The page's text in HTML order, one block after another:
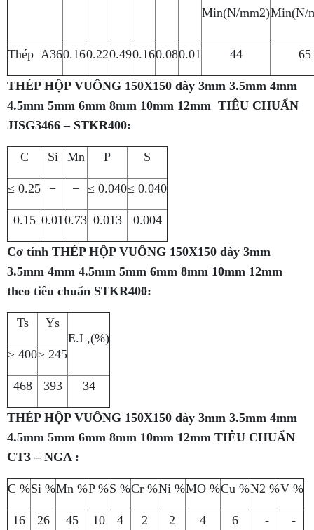
Min(N/mm2)Min(N/
Thép A360.160.220.490.160.080.01 44 65
THÉP HỘP VUÔNG 150X150 dày 3mm 3.5mm 4mm
4.5mm 5mm 6mm 8mm 10mm 12mm TIÊU CHUẨN
JISG3466 – STKR400:
C Si Mn P S
≤ 0.25 − − ≤ 0.040≤ 0.040
0.15 0.010.73 0.013 0.004
Cơ tính THÉP HỘP VUÔNG 150X150 dày 3mm
3.5mm 4mm 4.5mm 5mm 6mm 8mm 10mm 12mm
theo tiêu chuẩn STKR400:
Ts
Ys
E.L,(%)
≥ 400≥ 245
468 393 34
THÉP HỘP VUÔNG 150X150 dày 3mm 3.5mm 4mm
4.5mm 5mm 6mm 8mm 10mm 12mm TIÊU CHUẨN
CT3 – NGA :
C %Si %Mn %P %S %Cr %Ni %MO %Cu %N2 %V %
16 26 45 10 4 2 2 4 6 - -